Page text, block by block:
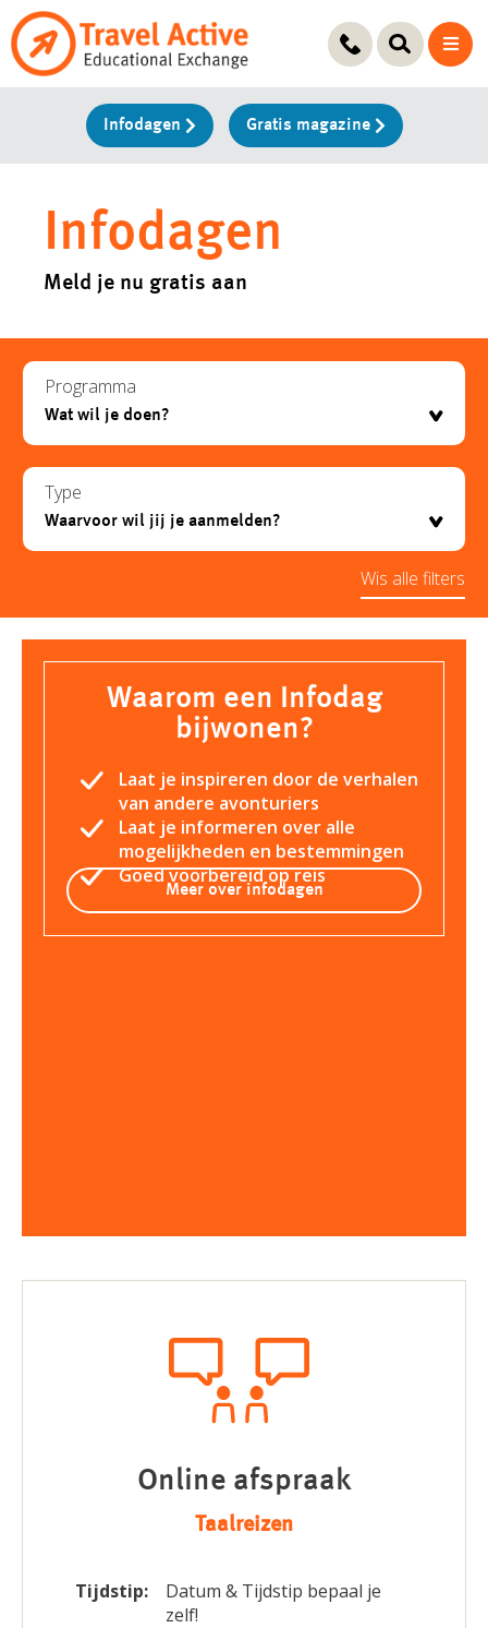
Ga
naar
Infodagen Gratis magazine
Infodagen
Meld je nu gratis aan
Programma
Type
Wis alle filters
Waarom een Infodag
bijwonen?
Laat je inspireren door de verhalen
van andere avonturiers
Laat je informeren over alle
mogelijkheden en bestemmingen
Goed voorbereid op reis
Meer over infodagen
Online afspraak
Taalreizen
Tijdstip:
Datum & Tijdstip bepaal je
zelf!